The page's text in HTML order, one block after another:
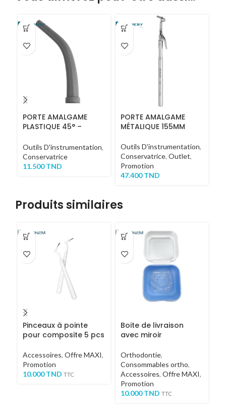
PORTE AMALGAME
PLASTIQUE 45° –
Outils D'instrumentation,
Conservatrice
11.500TND
PORTE AMALGAME
MÉTALIQUE 155MM
Outils D'instrumentation,
Conservatrice, Outlet,
Promotion
47.400TND
Produits similaires
Pinceaux à pointe
pour composite 5 pcs
Accessoires, Offre MAXI,
Promotion
10.000TND TTC
Boite de livraison
avec miroir
Orthodontie,
Consommables ortho,
Accessoires, Offre MAXI,
Promotion
10.000TND TTC